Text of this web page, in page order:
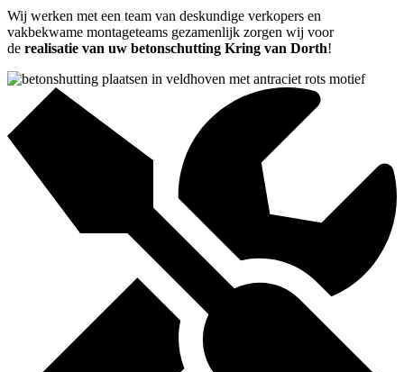
Wij werken met een team van deskundige verkopers en
vakbekwame montageteams gezamenlijk zorgen wij voor
de realisatie van uw betonschutting Kring van Dorth!